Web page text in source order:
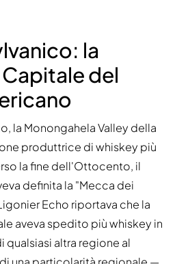
la
del
la Monongahela Valley della
produttrice di whiskey più
la fine dell'Ottocento, il
definita la "Mecca dei
Echo riportava che la
aveva spedito più whiskey in
qualsiasi altra regione al